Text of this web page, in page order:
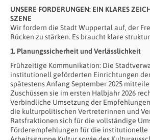
UNSERE FORDERUNGEN: EIN KLARES
SZENE
Wir fordern die Stadt Wuppertal auf, der
Rücken zu stärken. Es braucht klare
1. Planungssicherheit und Verlässlichkeit
Frühzeitige Kommunikation: Die
institutionell geförderten Einrichtungen
spätestens Anfang September 2025
Zuschüssen sie im ersten Halbjahr 2026
Verbindliche Umsetzung der
die kulturpolitischen Vertreterinnen und
Ratsfraktionen sich für die vollständige
Förderempfehlungen für die institutionelle